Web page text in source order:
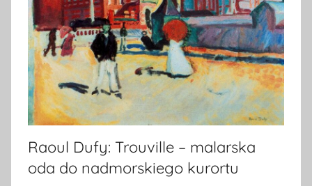
Raoul Dufy: Trouville – malarska
oda do nadmorskiego kurortu